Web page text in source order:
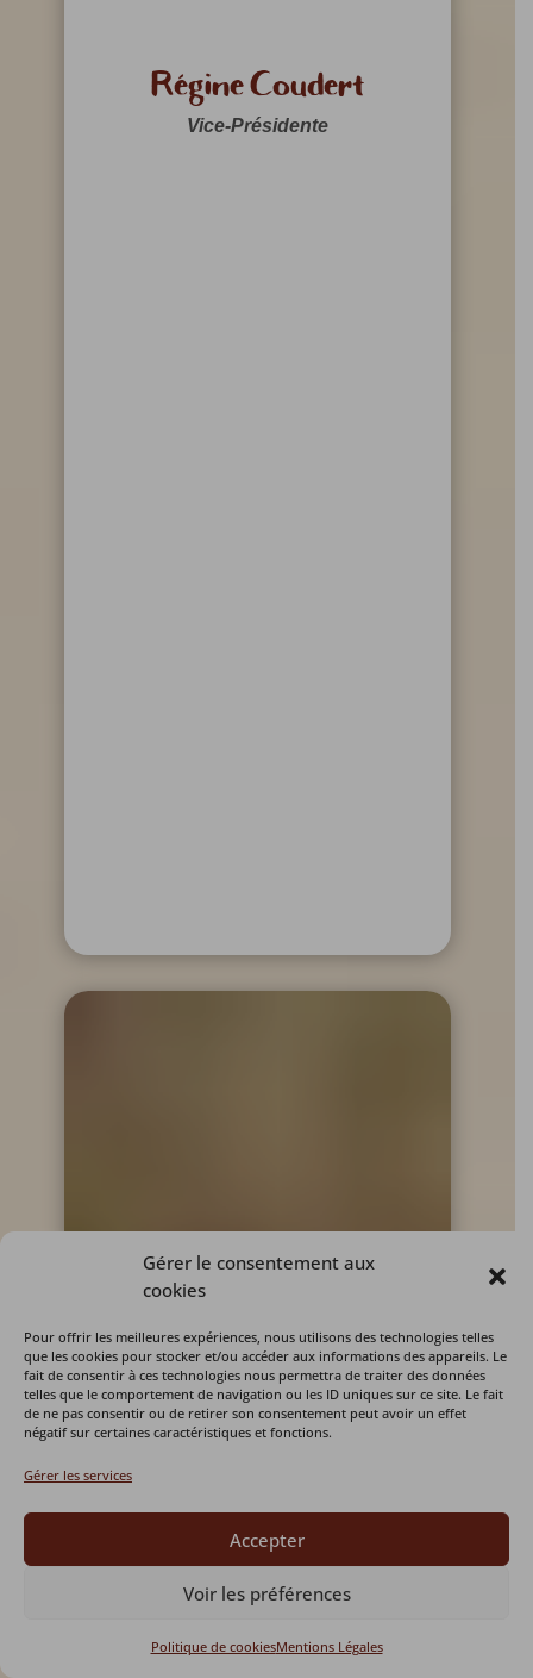
Gérer le consentement aux
cookies
Pour offrir les meilleures expériences, nous utilisons des technologies telles
que les cookies pour stocker et/ou accéder aux informations des appareils. Le
fait de consentir à ces technologies nous permettra de traiter des données
telles que le comportement de navigation ou les ID uniques sur ce site. Le fait
de ne pas consentir ou de retirer son consentement peut avoir un effet
négatif sur certaines caractéristiques et fonctions.
Gérer les services
Accepter
Voir les préférences
Politique de cookiesMentions Légales
Régine Coudert
Vice-Présidente